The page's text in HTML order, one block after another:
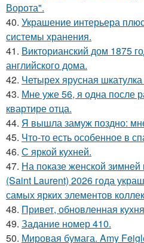
Ворота".
40. Украшение интерьера
системы хранения.
41. Викторианский дом 1875
английского дома.
42. Четырех ярусная
43. Мне уже 56, я одна после
квартире отца.
44. Я вышла замуж поздно:
45. Что-то есть особенное в
46. С яркой кухней.
47. На показе женской
(Saint Laurent) 2026 года
самых ярких элементов
48. Привет, обновленная
49. Задание номер 410.
50. Мировая бумага. Amy